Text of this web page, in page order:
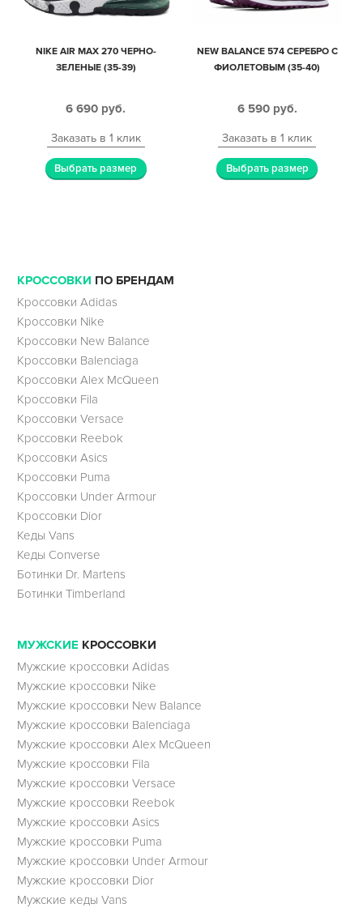
NIKE AIR MAX 270 ЧЕРНО-
ЗЕЛЕНЫЕ (35-39)
6 690 руб.
Заказать в 1 клик
Выбрать размер
NEW BALANCE 574 СЕРЕБРО С
ФИОЛЕТОВЫМ (35-40)
6 590 руб.
Заказать в 1 клик
Выбрать размер
КРОССОВКИ ПО БРЕНДАМ
Кроссовки Adidas
Кроссовки Nike
Кроссовки New Balance
Кроссовки Balenciaga
Кроссовки Alex McQueen
Кроссовки Fila
Кроссовки Versace
Кроссовки Reebok
Кроссовки Asics
Кроссовки Puma
Кроссовки Under Armour
Кроссовки Dior
Кеды Vans
Кеды Converse
Ботинки Dr. Martens
Ботинки Timberland
МУЖСКИЕ КРОССОВКИ
Мужские кроссовки Adidas
Мужские кроссовки Nike
Мужские кроссовки New Balance
Мужские кроссовки Balenciaga
Мужские кроссовки Alex McQueen
Мужские кроссовки Fila
Мужские кроссовки Versace
Мужские кроссовки Reebok
Мужские кроссовки Asics
Мужские кроссовки Puma
Мужские кроссовки Under Armour
Мужские кроссовки Dior
Мужские кеды Vans